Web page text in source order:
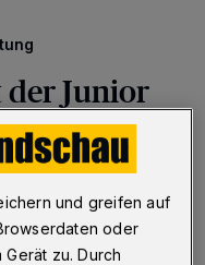
der Junior
Uni für das
fünf Jahren zum
in Höhe von
und greifen auf
oder
zu. Durch